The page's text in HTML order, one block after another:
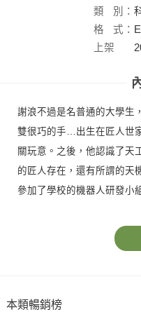
社：
類
別：
格
式：
上架
謝浪不過是名普通的大學生
雙很巧的手…出生在匠人世
關玩意。之後，他認識了天
的匠人存在，還有所謂的天
參加了學校的機器人研發
本類暢銷榜